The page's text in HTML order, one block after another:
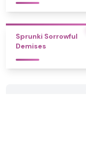
Sprunki Sorrowful
Demises